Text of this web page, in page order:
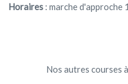
Horaires : marche d'approche
Nos autres courses